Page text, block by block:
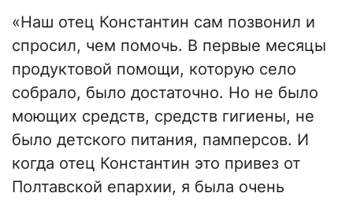
«Наш отец Константин сам позвонил и
спросил, чем помочь. В первые месяцы
продуктовой помощи, которую село
собрало, было достаточно. Но не было
моющих средств, средств гигиены, не
было детского питания, памперсов. И
когда отец Константин это привез от
Полтавской епархии, я была очень